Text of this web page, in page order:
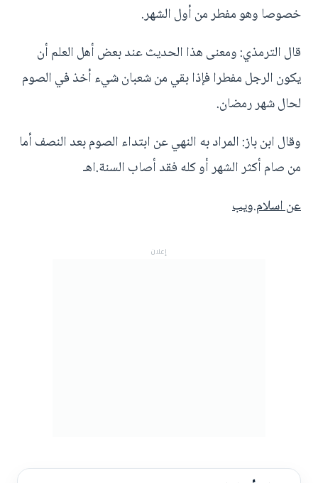
خصوصا وهو مفطر من أول الشهر.
قال الترمذي: ومعنى هذا الحديث عند بعض أهل العلم أن
يكون الرجل مفطرا فإذا بقي من شعبان شيء أخذ في الصوم
لحال شهر رمضان.
وقال ابن باز: المراد به النهي عن ابتداء الصوم بعد النصف أما
من صام أكثر الشهر أو كله فقد أصاب السنة.اهـ
عن اسلام.ويب
إعلان